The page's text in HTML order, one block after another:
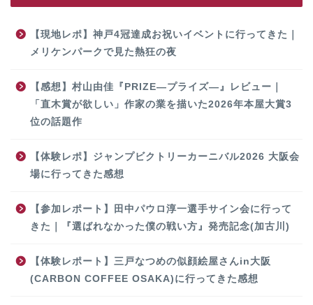
【現地レポ】神戸4冠達成お祝いイベントに行ってきた｜
メリケンパークで見た熱狂の夜
【感想】村山由佳『PRIZE―プライズ―』レビュー｜
「直木賞が欲しい」作家の業を描いた2026年本屋大賞3
位の話題作
【体験レポ】ジャンプビクトリーカーニバル2026 大阪会
場に行ってきた感想
【参加レポート】田中パウロ淳一選手サイン会に行って
きた｜『選ばれなかった僕の戦い方』発売記念(加古川)
【体験レポート】三戸なつめの似顔絵屋さんin大阪
(CARBON COFFEE OSAKA)に行ってきた感想